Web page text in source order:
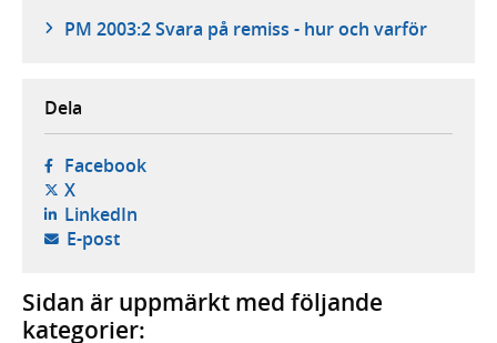
PM 2003:2 Svara på remiss - hur och varför
Dela
Facebook- öppnas i ny flik, extern webbplats,
X- öppnas i ny flik, extern webbplats,
LinkedIn- öppnas i ny flik, extern webbplats,
E-post- öppnar din e-postklient,
Sidan är uppmärkt med följande
kategorier: